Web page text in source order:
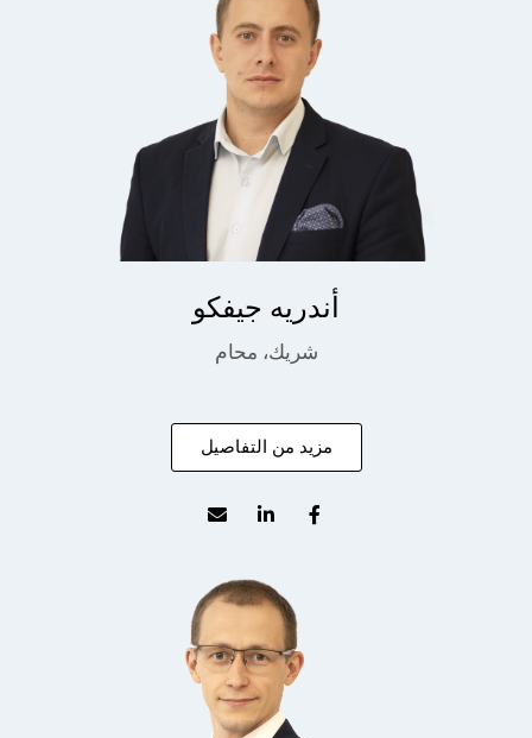
أندريه جيفكو
شريك، محام
مزيد من التفاصيل